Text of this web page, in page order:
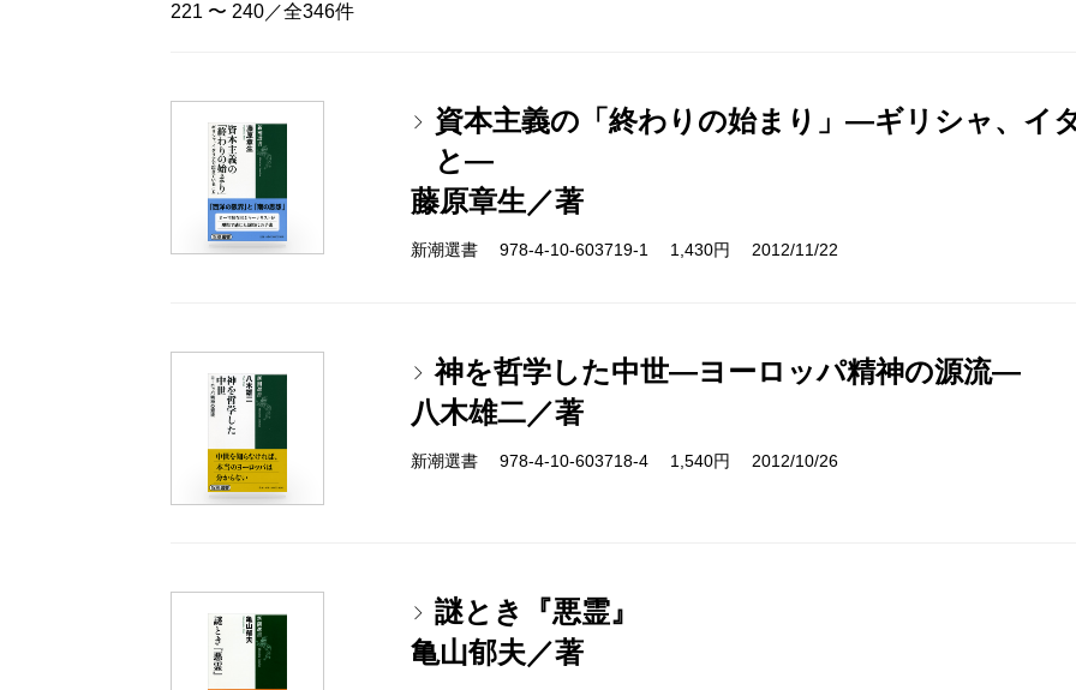
221 〜 240／全346件
資本主義の「終わりの始まり」―ギリシャ、イ
と―
藤原章生／著
新潮選書 978-4-10-603719-1 1,430円 2012/11/22
神を哲学した中世―ヨーロッパ精神の源流―
八木雄二／著
新潮選書 978-4-10-603718-4 1,540円 2012/10/26
謎とき『悪霊』
亀山郁夫／著